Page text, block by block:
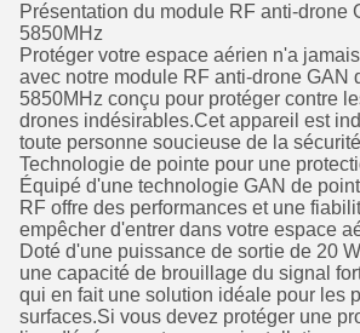
Présentation du module RF anti-drone
5850MHz
Protéger votre espace aérien n'a
avec notre module RF anti-drone GAN
5850MHz conçu pour protéger contre
drones indésirables.Cet appareil est
toute personne soucieuse de la
Technologie de pointe pour une
Équipé d'une technologie GAN de
RF offre des performances et une
empêcher d'entrer dans votre espace
Doté d'une puissance de sortie de 20
une capacité de brouillage du signal
qui en fait une solution idéale pour les
surfaces.Si vous devez protéger une